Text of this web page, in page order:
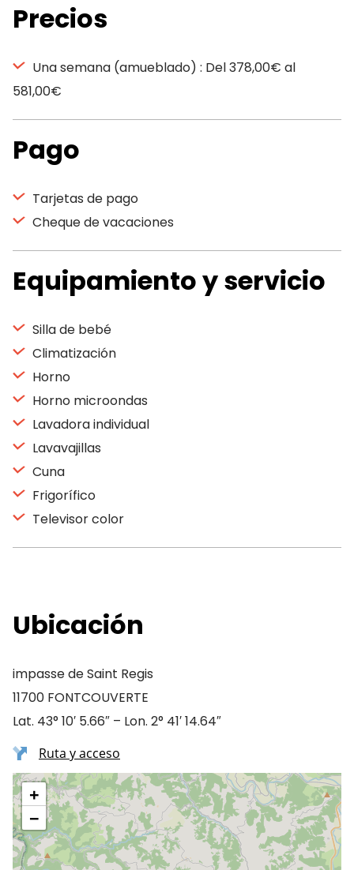
Precios
Una semana (amueblado) : Del 378,00€ al
581,00€
Pago
Tarjetas de pago
Cheque de vacaciones
Equipamiento y servicio
Silla de bebé
Climatización
Horno
Horno microondas
Lavadora individual
Lavavajillas
Cuna
Frigorífico
Televisor color
Ubicación
impasse de Saint Regis
11700 FONTCOUVERTE
Lat. 43° 10′ 5.66″ – Lon. 2° 41′ 14.64″
Ruta y acceso
+
−